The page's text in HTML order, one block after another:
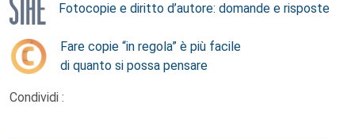
Fotocopie e diritto d’autore: domande e risposte
Fare copie “in regola” è più facile
di quanto si possa pensare
Condividi :